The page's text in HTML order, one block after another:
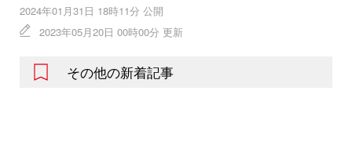
2024年01月31日 18時11分 公開
2023年05月20日 00時00分 更新
その他の新着記事